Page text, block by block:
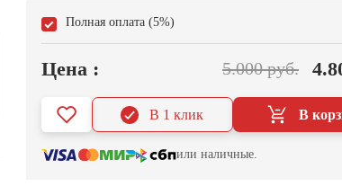
Полная оплата (5%)
Цена : 5.000 руб.
В
В 1 клик
или наличные.